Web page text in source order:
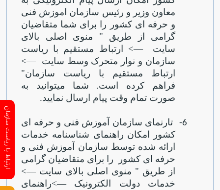
معاون وزیر و رئیس سازمان اموزش فنی
و حرفه ای کشور را برای شما متقاضیان
گرامی از طریق " منوی اصلی بالای
سایت
—> ارتباط مستقیم با ریاست
سازمان و نوار متحرک وسط سایت
—
>
ارتباط مستقیم با ریاست سازمان"
فراهم کرده است. شما می‏توانید به
صورت تمام وقت پیام ارسال نمایید.
6-
تارنمای سازمان آموزش فنی و حرفه ای
کشور امکان راهنمای شناسنامه خدمات
ارائه شده توسط سازمان آموزش فنی و
حرفه ای کشور
را برای متقاضیان گرامی
از طریق " منوی اصلی بالای سایت—
>
خدمات دولت الکترونیک—>راهنمای
ارتباط با ریاست سازمان